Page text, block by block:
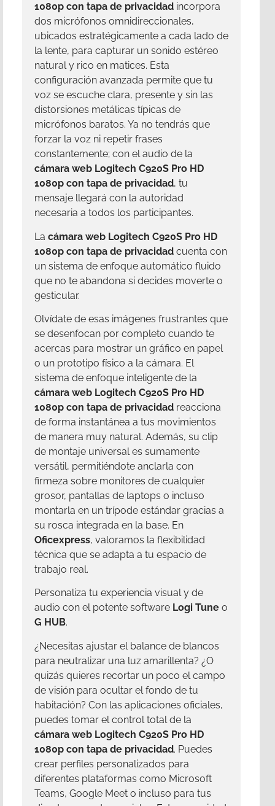
1080p con tapa de privacidad incorpora
dos micrófonos omnidireccionales,
ubicados estratégicamente a cada lado de
la lente, para capturar un sonido estéreo
natural y rico en matices. Esta
configuración avanzada permite que tu
voz se escuche clara, presente y sin las
distorsiones metálicas típicas de
micrófonos baratos. Ya no tendrás que
forzar la voz ni repetir frases
constantemente; con el audio de la
cámara web Logitech C920S Pro HD
1080p con tapa de privacidad, tu
mensaje llegará con la autoridad
necesaria a todos los participantes.
La cámara web Logitech C920S Pro HD
1080p con tapa de privacidad cuenta con
un sistema de enfoque automático fluido
que no te abandona si decides moverte o
gesticular.
Olvídate de esas imágenes frustrantes que
se desenfocan por completo cuando te
acercas para mostrar un gráfico en papel
o un prototipo físico a la cámara. El
sistema de enfoque inteligente de la
cámara web Logitech C920S Pro HD
1080p con tapa de privacidad reacciona
de forma instantánea a tus movimientos
de manera muy natural. Además, su clip
de montaje universal es sumamente
versátil, permitiéndote anclarla con
firmeza sobre monitores de cualquier
grosor, pantallas de laptops o incluso
montarla en un trípode estándar gracias a
su rosca integrada en la base. En
Oficexpress, valoramos la flexibilidad
técnica que se adapta a tu espacio de
trabajo real.
Personaliza tu experiencia visual y de
audio con el potente software Logi Tune o
G HUB.
¿Necesitas ajustar el balance de blancos
para neutralizar una luz amarillenta? ¿O
quizás quieres recortar un poco el campo
de visión para ocultar el fondo de tu
habitación? Con las aplicaciones oficiales,
puedes tomar el control total de la
cámara web Logitech C920S Pro HD
1080p con tapa de privacidad. Puedes
crear perfiles personalizados para
diferentes plataformas como Microsoft
Teams, Google Meet o incluso para tus